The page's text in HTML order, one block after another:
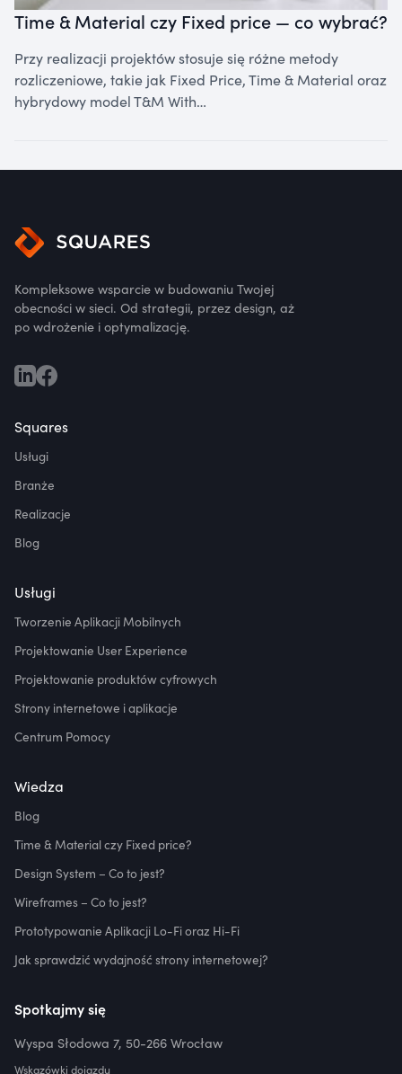
Time & Material czy Fixed price — co wybrać?
Przy realizacji projektów stosuje się różne metody
rozliczeniowe, takie jak Fixed Price, Time & Material oraz
hybrydowy model T&M With…
Kompleksowe wsparcie w budowaniu Twojej
obecności w sieci. Od strategii, przez design, aż
po wdrożenie i optymalizację.
Squares
Usługi
Branże
Realizacje
Blog
Usługi
Tworzenie Aplikacji Mobilnych
Projektowanie User Experience
Projektowanie produktów cyfrowych
Strony internetowe i aplikacje
Centrum Pomocy
Wiedza
Blog
Time & Material czy Fixed price?
Design System – Co to jest?
Wireframes – Co to jest?
Prototypowanie Aplikacji Lo-Fi oraz Hi-Fi
Jak sprawdzić wydajność strony internetowej?
Spotkajmy się
Wyspa Słodowa 7, 50-266 Wrocław
Wskazówki dojazdu